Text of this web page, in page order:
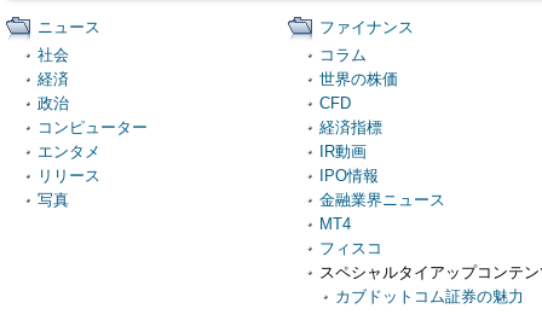
ニュース
社会
経済
政治
コンピューター
エンタメ
リリース
写真
ファイナンス
コラム
世界の株価
CFD
経済指標
IR動画
IPO情報
金融業界ニュース
MT4
フィスコ
スペシャルタイアップコンテ
カブドットコム証券の魅力